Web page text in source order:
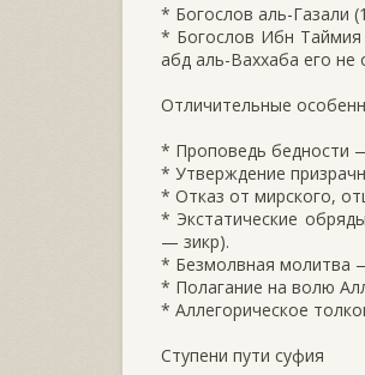
* Богослов аль-Газали
* Богослов Ибн Таймия
абд аль-Ваххаба его не
Отличительные
* Проповедь бедности
* Утверждение
* Отказ от мирского,
* Экстатические
— зикр).
* Безмолвная молитва
* Полагание на волю
* Аллегорическое
Ступени пути суфия